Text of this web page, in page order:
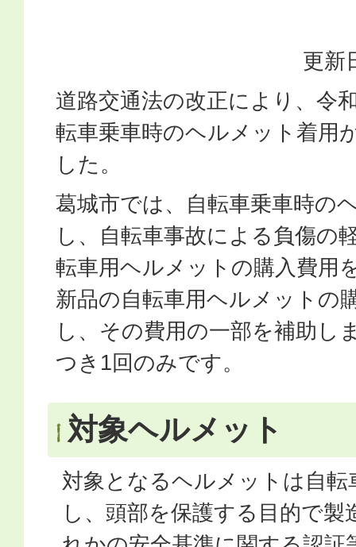
更新
道路交通法の改正により、令
転車乗車時のヘルメット着用
した。
葛城市では、自転車乗車時の
し、自転車事故による負傷の
転車用ヘルメットの購入費用
新品の自転車用ヘルメットの
し、その費用の一部を補助し
つき1回のみです。
対象ヘルメット
対象となるヘルメットは自転
し、頭部を保護する目的で製